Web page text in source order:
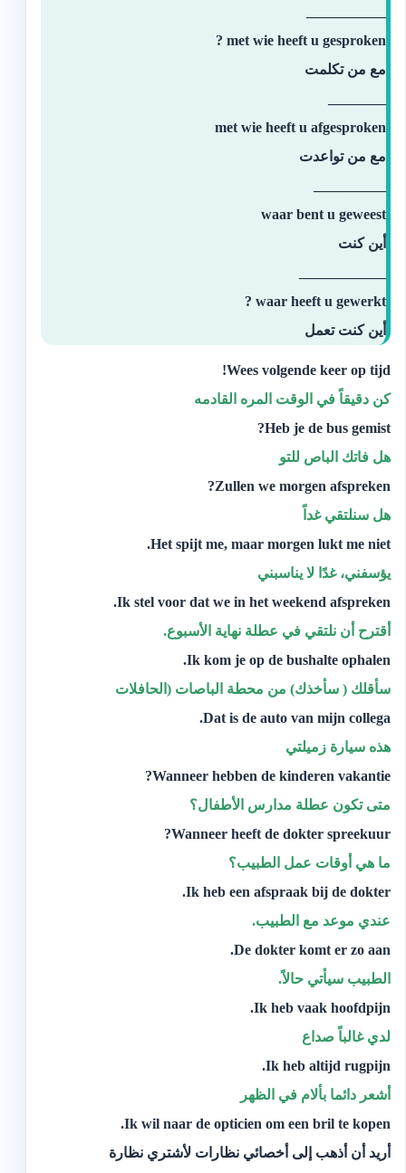
met wie heeft u gesproken ?
مع من تكلمت
met wie heeft u afgesproken
مع من تواعدت
waar bent u geweest
أين كنت
waar heeft u gewerkt ?
أين كنت تعمل
Wees volgende keer op tijd!
كن دقيقاً في الوقت المره القادمه
Heb je de bus gemist?
هل فاتك الباص للتو
Zullen we morgen afspreken?
هل سنلتقي غداً
Het spijt me, maar morgen lukt me niet.
يؤسفني، غدًا لا يناسبني
Ik stel voor dat we in het weekend afspreken.
أقترح أن نلتقي في عطلة نهاية الأسبوع.
Ik kom je op de bushalte ophalen.
سأقلك ( سأخذك) من محطة الباصات (الحافلات
Dat is de auto van mijn collega.
‫هذه سيارة زميلتي
Wanneer hebben de kinderen vakantie?
متى تكون عطلة مدارس الأطفال؟
Wanneer heeft de dokter spreekuur?
ما هي أوقات عمل الطبيب؟‬
Ik heb een afspraak bij de dokter.
عندي موعد مع الطبيب.‬
De dokter komt er zo aan.
‫الطبيب سيأتي حالاً.‬
Ik heb vaak hoofdpijn.
لدي غالباً صداع
Ik heb altijd rugpijn.
أشعر دائما بألام في الظهر
Ik wil naar de opticien om een bril te kopen.
‫أريد أن أذهب إلى أخصائي نظارات لأشتري نظارة